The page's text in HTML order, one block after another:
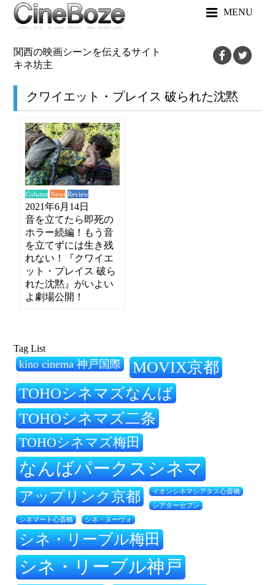
MENU
関西の映画シーンを伝えるサイト
キネ坊主
クワイエット・プレイス 破られた沈黙
Column News Review
2021年6月14日
音を立てたら即死の
ホラー続編！もう音
を立てずには生き残
れない！『クワイエ
ット・プレイス 破ら
れた沈黙』がいよい
よ劇場公開！
Tag List
kino cinema 神戸国際 MOVIX京都
TOHOシネマズなんば
TOHOシネマズ二条
TOHOシネマズ梅田
なんばパークスシネマ
アップリンク京都 イオンシネマシアタス心斎橋
シアターセブン
シネマート心斎橋 シネ・ヌーヴォ
シネ・リーブル梅田
シネ・リーブル神戸